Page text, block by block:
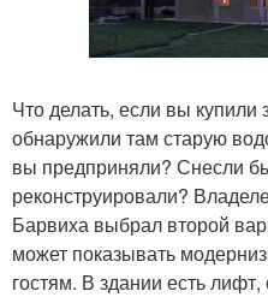
Что делать, если вы купили
обнаружили там старую
вы предприняли? Снесли
реконструировали?
Барвиха выбрал второй
может показывать
гостям. В здании есть